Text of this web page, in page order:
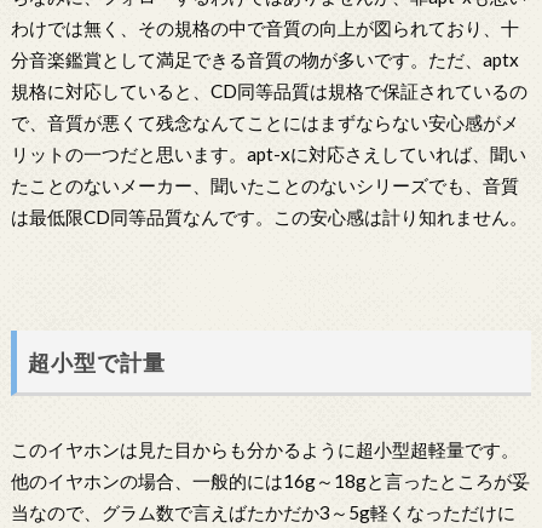
わけでは無く、その規格の中で音質の向上が図られており、十
分音楽鑑賞として満足できる音質の物が多いです。ただ、aptx
規格に対応していると、CD同等品質は規格で保証されているの
で、音質が悪くて残念なんてことにはまずならない安心感がメ
リットの一つだと思います。apt-xに対応さえしていれば、聞い
たことのないメーカー、聞いたことのないシリーズでも、音質
は最低限CD同等品質なんです。この安心感は計り知れません。
超小型で計量
このイヤホンは見た目からも分かるように超小型超軽量です。
他のイヤホンの場合、一般的には16g～18gと言ったところが妥
当なので、グラム数で言えばたかだか3～5g軽くなっただけに